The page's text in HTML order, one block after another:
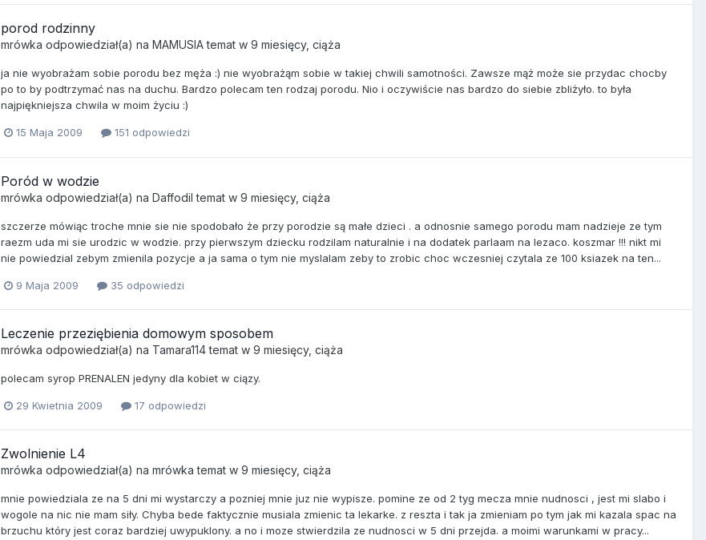
porod rodzinny
mrówka odpowiedział(a) na MAMUSIAtemat w 9 miesięcy, ciąża
ja nie wyobrażam sobie porodu bez męża :) nie wyobrażąm sobie w takiej chwili samotności. Zawsze mąż może sie przydac chocby
po to by podtrzymać nas na duchu. Bardzo polecam ten rodzaj porodu. Nio i oczywiście nas bardzo do siebie zbliżyło. to była
najpiękniejsza chwila w moim życiu :)
15 Maja 2009 151 odpowiedzi
Poród w wodzie
mrówka odpowiedział(a) na Daffodil temat w 9 miesięcy, ciąża
szczerze mówiąc troche mnie sie nie spodobało że przy porodzie są małe dzieci . a odnosnie samego porodu mam nadzieje ze tym
raezm uda mi sie urodzic w wodzie. przy pierwszym dziecku rodzilam naturalnie i na dodatek parlaam na lezaco. koszmar !!! nikt mi
nie powiedzial zebym zmienila pozycje a ja sama o tym nie myslalam zeby to zrobic choc wczesniej czytala ze 100 ksiazek na ten...
9 Maja 2009 35 odpowiedzi
Leczenie przeziębienia domowym sposobem
mrówka odpowiedział(a) na Tamara114temat w 9 miesięcy, ciąża
polecam syrop PRENALEN jedyny dla kobiet w ciązy.
29 Kwietnia 2009 17 odpowiedzi
Zwolnienie L4
mrówka odpowiedział(a) na mrówka temat w 9 miesięcy, ciąża
mnie powiedziala ze na 5 dni mi wystarczy a pozniej mnie juz nie wypisze. pomine ze od 2 tyg mecza mnie nudnosci , jest mi slabo i
wogole na nic nie mam siły. Chyba bede faktycznie musiala zmienic ta lekarke. z reszta i tak ja zmieniam po tym jak mi kazala spac na
brzuchu który jest coraz bardziej uwypuklony. a no i moze stwierdzila ze nudnosci w 5 dni przejda. a moimi warunkami w pracy...